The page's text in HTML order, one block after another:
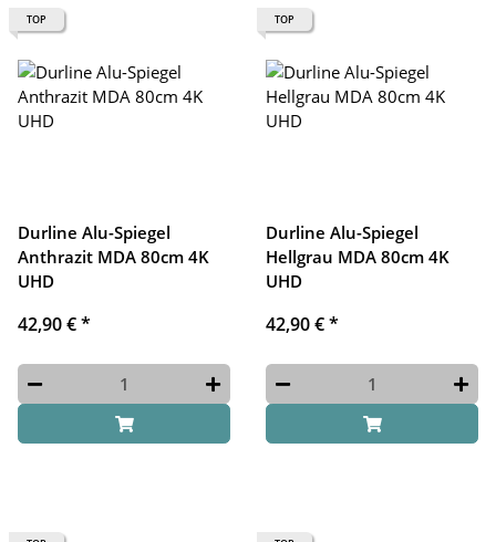
TOP
Durline Alu-Spiegel
Anthrazit MDA 80cm 4K
UHD
42,90 €*
TOP
Durline Alu-Spiegel
Hellgrau MDA 80cm 4K
UHD
42,90 €*